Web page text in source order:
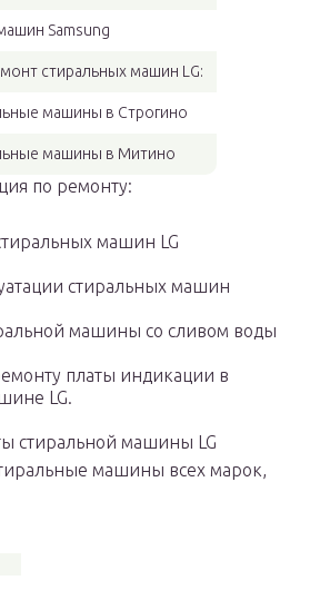
Samsung
стиральных машин LG:
машины в Строгино
машины в Митино
по ремонту:
машин LG
стиральных машин
машины со сливом воды
платы индикации в
LG.
стиральной машины LG
машины всех марок,